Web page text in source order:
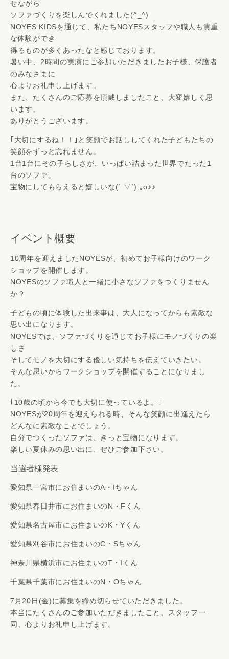
せながら
ソファづくりを楽しんでくれました(^_^)
NOYES KIDSを通じて、私たちNOYESスタッフや職人も貴重
な体験ができ
得るものが多くあったなと感じております。
暑い中、2時間の実演にご参加いただきましたお子様、保護者
のみなさまに
心よりお礼申し上げます。
また、たくさんのご応募を頂戴しましたこと、大変嬉しく思
います。
ありがとうございます。
｢大切にするね！！｣と笑顔でお話ししてくれた子どもたちの
笑顔をずっと忘れません。
1台1台にその子らしさが、いっぱい詰まった世界でたった1
台のソファ。
宝物にしてもらえると嬉しいな(´ ▽`).｡o♪♪
イベント概要
10周年を迎えましたNOYESが、初めてお子様向けのワーク
ショップを開催します。
NOYESのソファ職人と一緒に小さなソファをつくりません
か？
子どもの頃に体験した出来事は、大人になってからも素敵な
思い出になります。
NOYESでは、ソファづくりを通じてお子様にモノづくりの楽
しさ
そしてモノを大切にする優しい気持ちを伝えていきたい。
そんな思いからワークショップを開催することになりまし
た。
｢10歳の頃から今でも大切に使っているよ。｣
NOYESが20周年を迎えられる時、そんな笑顔に出逢えたら
どんなに素敵なことでしょう。
自分でつくったソファは、きっと宝物になります。
楽しい夏休みの思い出に、ぜひご参加下さい。
当選者様発表
愛知県一宮市にお住まいのA・Iちゃん
愛知県春日井市にお住まいのN・Fくん
愛知県名古屋市にお住まいのK・Yくん
愛知県刈谷市にお住まいのC・Sちゃん
神奈川県横浜市にお住まいのT・Iくん
千葉県千葉市にお住まいのN・Oちゃん
7月20日(金)に募集を締め切らせていただきました。
本当にたくさんのご参加いただきましたこと、スタッフ一
同、心よりお礼申し上げます。